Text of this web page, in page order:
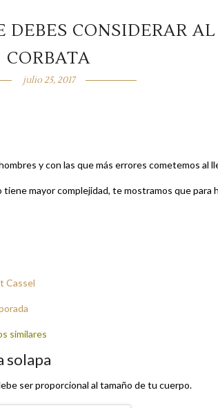
CONSIDERAR
CORBATA
julio 25, 2017
y con las que más errores cometemos al
mayor complejidad, te mostramos que para
Cassel
similares
solapa
ser proporcional al tamaño de tu cuerpo.